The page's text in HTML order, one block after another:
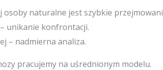
osoby naturalne jest szybkie
unikanie konfrontacji.
– nadmierna analiza.
pracujemy na uśrednionym modelu.